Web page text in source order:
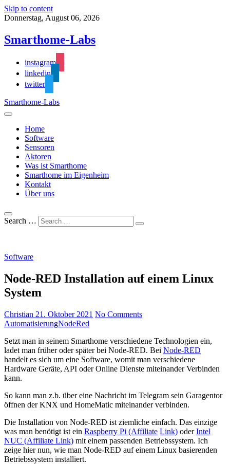
Skip to content
Donnerstag, August 06, 2026
Smarthome-Labs
instagram
linkedin
twitter
Smarthome-Labs
Home
Software
Sensoren
Aktoren
Was ist Smarthome
Smarthome im Eigenheim
Kontakt
Über uns
Search …
Software
Node-RED Installation auf einem Linux
System
Christian 21. Oktober 2021 No Comments
AutomatisierungNodeRed
Setzt man in seinem Smarthome verschiedene Technologien ein,
ladet man früher oder später bei Node-RED. Bei Node-RED
handelt es sich um eine Software, womit man verschiedene
Hardware Geräte, API oder Online Dienste miteinander Verbinden
kann.
So kann man z.b. über eine Nachricht im Telegram sein Garagentor
öffnen der KNX und HomeMatic miteinander verbinden.
Die Installation von Node-RED ist ziemliche einfach. Das einzige
was man benötigt ist ein Raspberry Pi (Affiliate Link) oderIntel
NUC (Affiliate Link) mit einem passenden Betriebssystem. Ich
zeige hier nun, wie man Node-RED auf einem Linux basierenden
Betriebssystem installiert.